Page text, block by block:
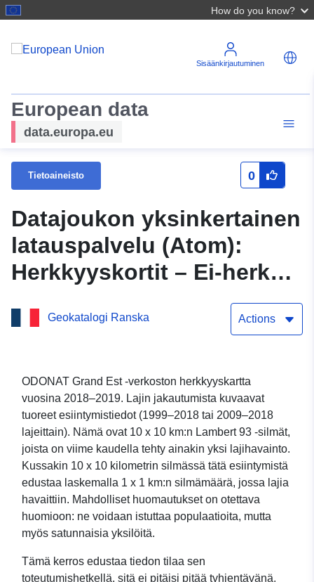
How do you know?
Sisäänkirjautuminen
European data
data.europa.eu
Tietoaineisto 0
Datajoukon yksinkertainen
latauspalvelu (Atom):
Herkkyyskortit – Ei-herkät
painotetut postikortit –
Lanius senaattori
Geokatalogi Ranska Actions
ODONAT Grand Est -verkoston herkkyyskartta
vuosina 2018–2019. Lajin jakautumista kuvaavat
tuoreet esiintymistiedot (1999–2018 tai 2009–2018
lajeittain). Nämä ovat 10 x 10 km:n Lambert 93 -silmät,
joista on viime kaudella tehty ainakin yksi lajihavainto.
Kussakin 10 x 10 kilometrin silmässä tätä esiintymistä
edustaa laskemalla 1 x 1 km:n silmämäärä, jossa lajia
havaittiin. Mahdolliset huomautukset on otettava
huomioon: ne voidaan istuttaa populaatioita, mutta
myös satunnaisia yksilöitä.
Tämä kerros edustaa tiedon tilaa sen
toteutumishetkellä, sitä ei pitäisi pitää tyhjentävänä.